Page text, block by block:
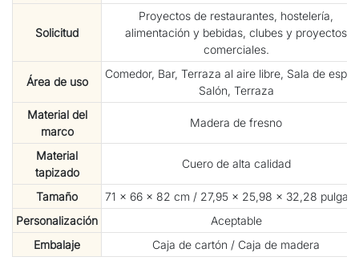
Solicitud
Proyectos de restaurantes, hostelería,
alimentación y bebidas, clubes y proyectos
comerciales.
Área de uso
Comedor, Bar, Terraza al aire libre, Sala de
Salón, Terraza
Material del
marco
Madera de fresno
Material
tapizado
Cuero de alta calidad
Tamaño
71 × 66 × 82 cm / 27,95 × 25,98 × 32,28
Personalización
Aceptable
Embalaje
Caja de cartón / Caja de madera